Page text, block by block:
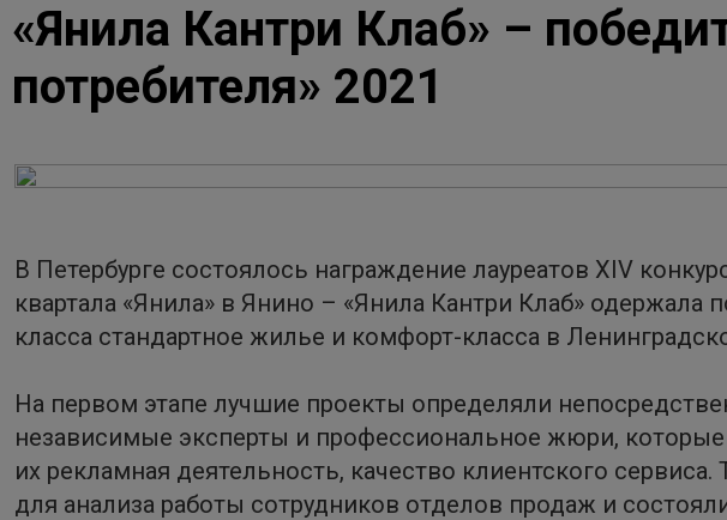
«Янила Кантри Клаб» –
потребителя» 2021
В Петербурге состоялось награждение лауреатов XIV
квартала «Янила» в Янино – «Янила Кантри Клаб»
класса стандартное жилье и комфорт-класса в
На первом этапе лучшие проекты определяли
независимые эксперты и профессиональное жюри,
их рекламная деятельность, качество клиентского
для анализа работы сотрудников отделов продаж и